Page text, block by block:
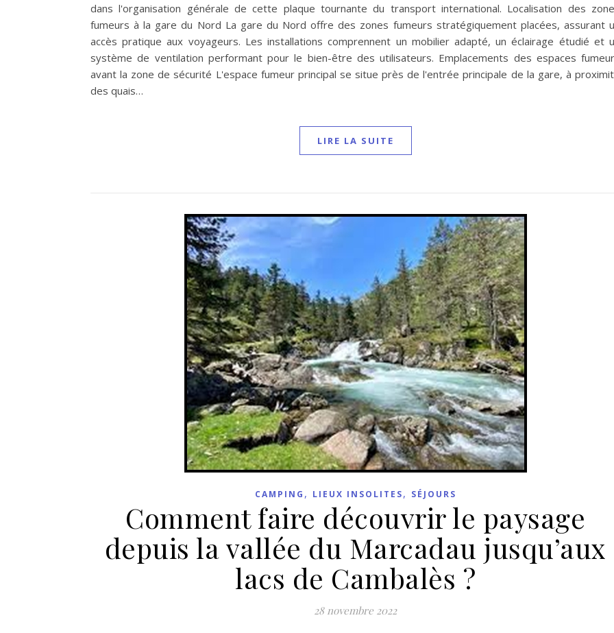
dans l'organisation générale de cette plaque tournante du transport international. Localisation des
fumeurs à la gare du Nord La gare du Nord offre des zones fumeurs stratégiquement placées, assurant
accès pratique aux voyageurs. Les installations comprennent un mobilier adapté, un éclairage étudié et
système de ventilation performant pour le bien-être des utilisateurs. Emplacements des espaces
avant la zone de sécurité L'espace fumeur principal se situe près de l'entrée principale de la gare, à
des quais…
LIRE LA SUITE
CAMPING , LIEUX INSOLITES, SÉJOURS
Comment faire découvrir le paysage
depuis la vallée du Marcadau jusqu’aux
lacs de Cambalès ?
28 novembre 2022